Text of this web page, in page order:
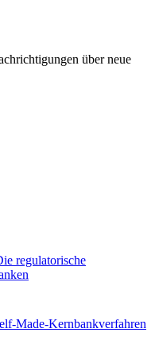
über neue
regulatorische
Made-Kernbankverfahren